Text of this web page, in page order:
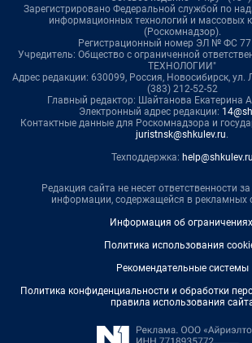
Зарегистрировано Федеральной службой по
информационных технологий и массовых
(Роскомнадзор).
Регистрационный номер ЭЛ № ФС 77
Учредитель: Общество с ограниченной
ТЕХНОЛОГИИ"
Адрес редакции: 630099, Россия, Новосибирск, ул.
(383) 212-52-52
Главный редактор: Шайтанова Екатерина
Электронный адрес редакции:
Контактные данные для Роскомнадзора и
juristnsk@shkulev.ru.
Техподдержка: help@shkulev.ru
Редакция сайта не несет ответственности
информации, содержащейся в рекламных
Информация об ограничениях
Политика использования
Рекомендательные системы
Политика конфиденциальности и обработки
правила использования